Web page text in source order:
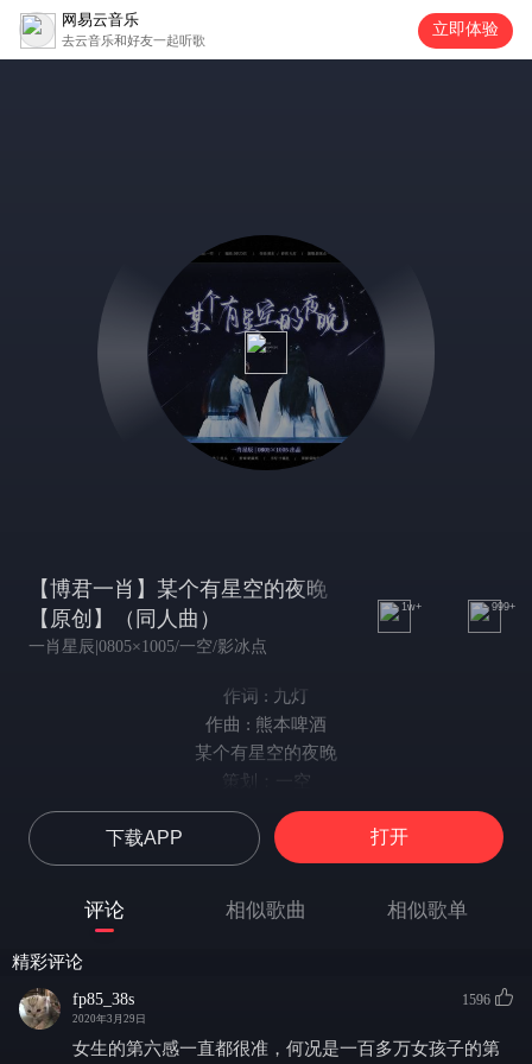
网易云音乐
去云音乐和好友一起听歌
立即体验
【博君一肖】某个有星空的夜晚
【原创】（同人曲）
一肖星辰|0805×1005/一空/影冰点
1w+ 999+
作词 : 九灯
作曲 : 熊本啤酒
某个有星空的夜晚
策划：一空
编曲：DIUDIU
演唱：影冰点 一空
和声：影冰点
手写：于暮里
还记得花田初见
下载APP 打开
评论 相似歌曲 相似歌单
精彩评论
fp85_38s
2020年3月29日
1596
女生的第六感一直都很准，何况是一百多万女孩子的第